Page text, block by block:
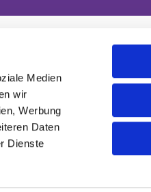
Medien
wir
Werbung
Daten
Dienste